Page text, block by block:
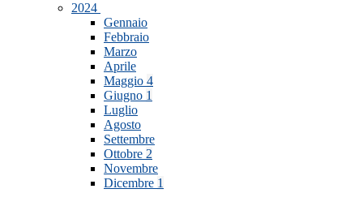
2024
Gennaio
Febbraio
Marzo
Aprile
Maggio 4
Giugno 1
Luglio
Agosto
Settembre
Ottobre 2
Novembre
Dicembre 1